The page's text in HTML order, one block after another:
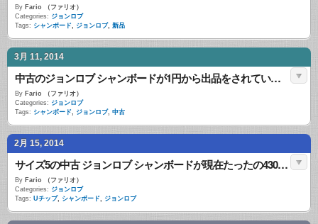
By Fario （ファリオ）
Categories: ジョンロブ
Tags: シャンボード, ジョンロブ, 新品
3月 11, 2014
中古のジョンロブ シャンボードが1円から出品をされています！！
By Fario （ファリオ）
Categories: ジョンロブ
Tags: シャンボード, ジョンロブ, 中古
2月 15, 2014
サイズ5の中古 ジョンロブ シャンボードが現在たったの430円！！
By Fario （ファリオ）
Categories: ジョンロブ
Tags: Uチップ, シャンボード, ジョンロブ